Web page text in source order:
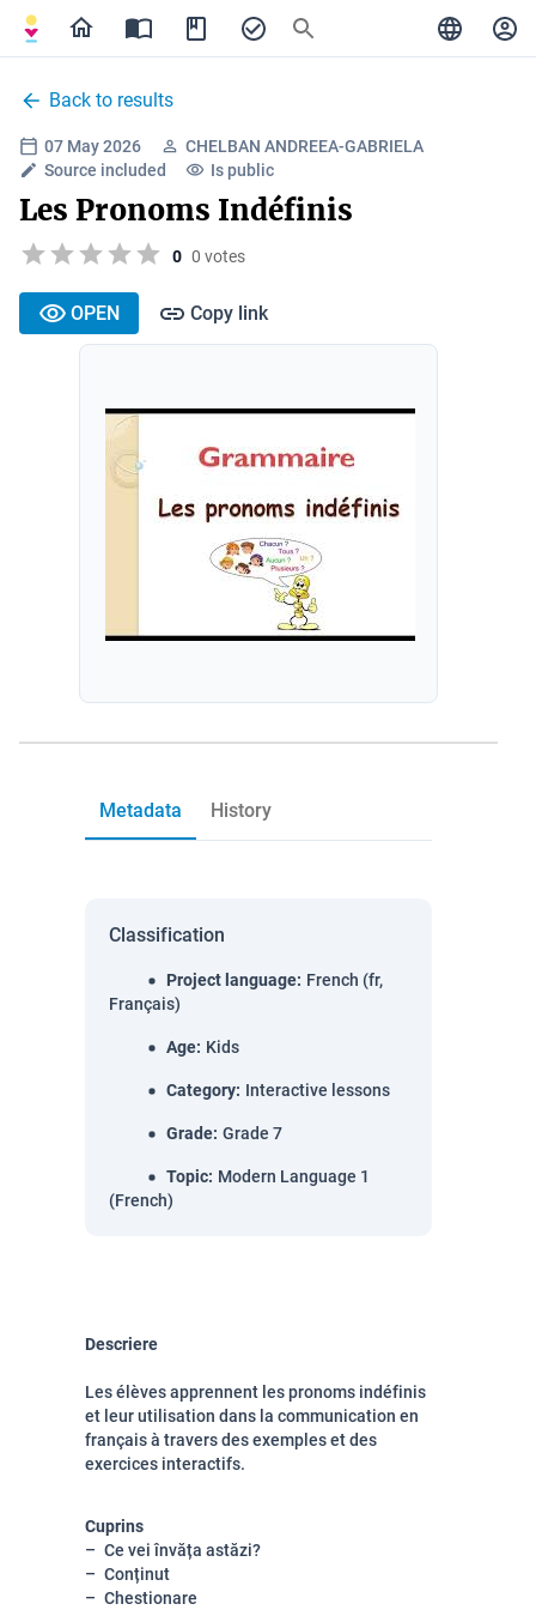
Back to results
07 May 2026
CHELBAN ANDREEA-GABRIELA
Source included
Is public
Les Pronoms Indéfinis
0 0 votes
OPEN Copy link
Metadata History
Classification
Project language: French (fr,
Français)
Age: Kids
Category: Interactive lessons
Grade: Grade 7
Topic: Modern Language 1
(French)
Descriere
Les élèves apprennent les pronoms indéfinis
et leur utilisation dans la communication en
français à travers des exemples et des
exercices interactifs.
Cuprins
Ce vei învăța astăzi?
Conținut
Chestionare